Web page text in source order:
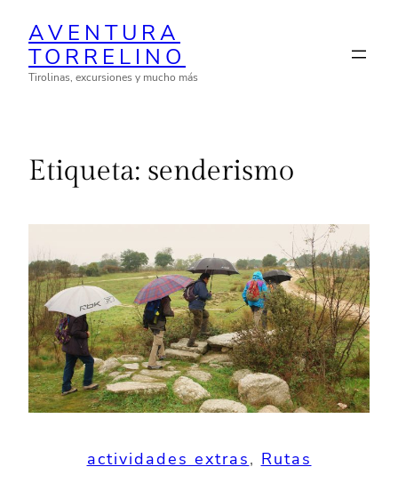
contenido
AVENTURA
TORRELINO
Tirolinas, excursiones y mucho más
Etiqueta: senderismo
actividades extras, Rutas